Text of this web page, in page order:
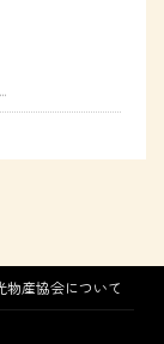
物産協会について